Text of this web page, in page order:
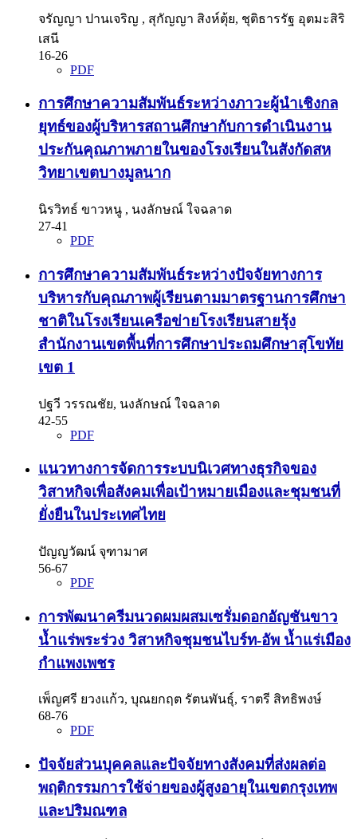
จรัญญา ปานเจริญ , สุกัญญา สิงห์ตุ้ย, ชุติธารรัฐ อุตมะสิริ
เสนี
16-26
PDF
การศึกษาความสัมพันธ์ระหว่างภาวะผู้นำเชิงกล
ยุทธ์ของผู้บริหารสถานศึกษากับการดำเนินงาน
ประกันคุณภาพภายในของโรงเรียนในสังกัดสห
วิทยาเขตบางมูลนาก
นิรวิทธ์ ขาวหนู , นงลักษณ์ ใจฉลาด
27-41
PDF
การศึกษาความสัมพันธ์ระหว่างปัจจัยทางการ
บริหารกับคุณภาพผู้เรียนตามมาตรฐานการศึกษา
ชาติในโรงเรียนเครือข่ายโรงเรียนสายรุ้ง
สำนักงานเขตพื้นที่การศึกษาประถมศึกษาสุโขทัย
เขต 1
ปฐวี วรรณชัย, นงลักษณ์ ใจฉลาด
42-55
PDF
แนวทางการจัดการระบบนิเวศทางธุรกิจของ
วิสาหกิจเพื่อสังคมเพื่อเป้าหมายเมืองและชุมชนที่
ยั่งยืนในประเทศไทย
ปัญญวัฒน์ จุฑามาศ
56-67
PDF
การพัฒนาครีมนวดผมผสมเซรั่มดอกอัญชันขาว
น้ำแร่พระร่วง วิสาหกิจชุมชนไบร์ท-อัพ น้ำแร่เมือง
กำแพงเพชร
เพ็ญศรี ยวงแก้ว, บุณยกฤต รัตนพันธุ์, ราตรี สิทธิพงษ์
68-76
PDF
ปัจจัยส่วนบุคคลและปัจจัยทางสังคมที่ส่งผลต่อ
พฤติกรรมการใช้จ่ายของผู้สูงอายุในเขตกรุงเทพ
และปริมณฑล